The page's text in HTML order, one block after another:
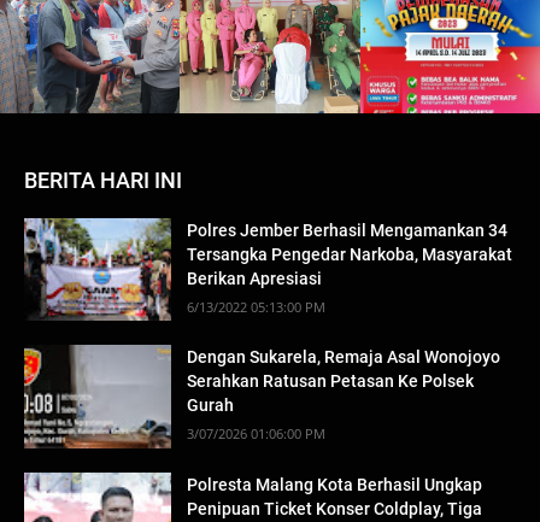
BERITA HARI INI
Polres Jember Berhasil Mengamankan 34
Tersangka Pengedar Narkoba, Masyarakat
Berikan Apresiasi
6/13/2022 05:13:00 PM
Dengan Sukarela, Remaja Asal Wonojoyo
Serahkan Ratusan Petasan Ke Polsek
Gurah
3/07/2026 01:06:00 PM
Polresta Malang Kota Berhasil Ungkap
Penipuan Ticket Konser Coldplay, Tiga